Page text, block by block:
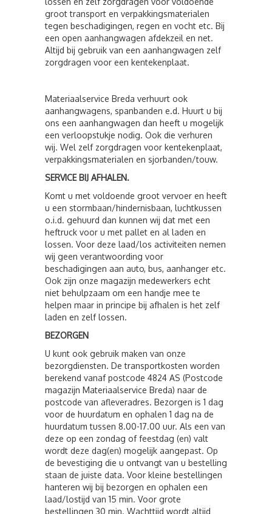
groot transport en verpakkingsmaterialen
tegen beschadigingen, regen en vocht etc. Bij
een open aanhangwagen afdekzeil en net.
Altijd bij gebruik van een aanhangwagen zelf
zorgdragen voor een kentekenplaat.
Materiaalservice Breda verhuurt ook
aanhangwagens, spanbanden e.d. Huurt u bij
ons een aanhangwagen dan heeft u mogelijk
een verloopstukje nodig. Ook die verhuren
wij. Wel zelf zorgdragen voor kentekenplaat,
verpakkingsmaterialen en sjorbanden/touw.
SERVICE BIJ AFHALEN.
Komt u met voldoende groot vervoer en heeft
u een stormbaan/hindernisbaan, luchtkussen
o.i.d. gehuurd dan kunnen wij dat met een
heftruck voor u met pallet en al laden en
lossen. Voor deze laad/los activiteiten nemen
wij geen verantwoording voor
beschadigingen aan auto, bus, aanhanger etc.
Ook zijn onze magazijn medewerkers echt
niet behulpzaam om een handje mee te
helpen maar in principe bij afhalen is het zelf
laden en zelf lossen.
BEZORGEN
U kunt ook gebruik maken van onze
bezorgdiensten. De transportkosten worden
berekend vanaf postcode 4824 AS (Postcode
magazijn Materiaalservice Breda) naar de
postcode van afleveradres. Bezorgen is 1 dag
voor de huurdatum en ophalen 1 dag na de
huurdatum tussen 8.00-17.00 uur. Als een van
deze op een zondag of feestdag (en) valt
wordt deze dag(en) mogelijk aangepast. Op
de bevestiging die u ontvangt van u bestelling
staan de juiste data. Voor kleine bestellingen
hanteren wij bij bezorgen en ophalen een
laad/lostijd van 15 min. Voor grote
bestellingen 30 min. Wachttijd wordt altijd